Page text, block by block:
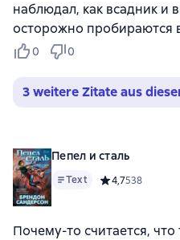
наблюдал, как всадник и
осторожно пробираются
0 0
3 weitere Zitate aus
Пепел и сталь
Text Средний
4,7538
Почему-то считается,